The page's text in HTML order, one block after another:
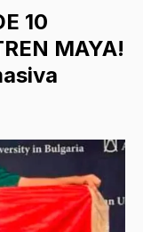
10
MAYA!